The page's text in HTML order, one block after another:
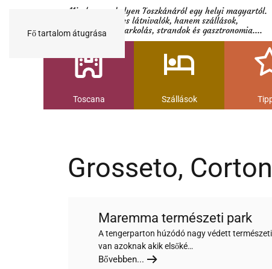
Fő tartalom átugrása
Minden egy helyen Toszkánáról egy helyi magyartól.
Nemcsak a híres látnivalók, hanem szállások,
múzeumok és parkolás, strandok és gasztronomia....
Toscana Szállások
Grosseto,
Maremma természeti park
A tengerparton húzódó nagy védett
van azoknak akik elsőké…
Bővebben...